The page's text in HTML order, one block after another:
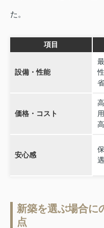
た。
項目
設備・性能
価格・コスト
安心感
新築を選ぶ場合に
点